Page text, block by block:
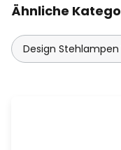
Ähnliche
Design